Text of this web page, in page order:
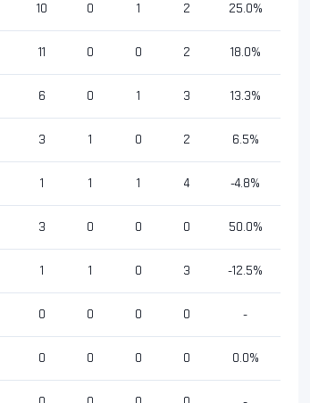
10 0 1 2 25.0%
11 0 0 2 18.0%
6 0 1 3 13.3%
3 1 0 2 6.5%
1 1 1 4 -4.8%
3 0 0 0 50.0%
1 1 0 3 -12.5%
0 0 0 0 -
0 0 0 0 0.0%